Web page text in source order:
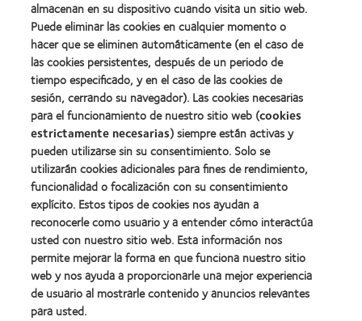
100
(ML
100)
(2012)
100®
(2012)
more
about
Premio
de
la
Industria
de
la
BCLA
Nuestros productos
Encuentre su lente
Tecnología para lentes de contacto
Lentes de contacto y visión
almacenan en su dispositivo cuando visita un sitio web.
Puede eliminar las cookies en cualquier momento o
hacer que se eliminen automáticamente (en el caso de
las cookies persistentes, después de un periodo de
tiempo especificado, y en el caso de las cookies de
sesión, cerrando su navegador). Las cookies necesarias
para el funcionamiento de nuestro sitio web (cookies
estrictamente necesarias) siempre están activas y
pueden utilizarse sin su consentimiento. Solo se
utilizarán cookies adicionales para fines de rendimiento,
funcionalidad o focalización con su consentimiento
explícito. Estos tipos de cookies nos ayudan a
reconocerle como usuario y a entender cómo interactúa
usted con nuestro sitio web. Esta información nos
permite mejorar la forma en que funciona nuestro sitio
web y nos ayuda a proporcionarle una mejor experiencia
de usuario al mostrarle contenido y anuncios relevantes
para usted.